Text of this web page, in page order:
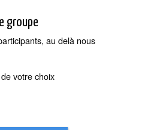
groupe
au delà nous
votre choix